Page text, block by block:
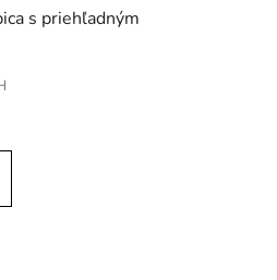
s priehľadným